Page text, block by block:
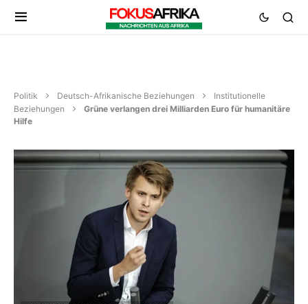
Politik Deutsch-Afrikanische Beziehungen
Institutionelle
Beziehungen
Grüne verlangen drei Milliarden Euro für humanitäre
Hilfe